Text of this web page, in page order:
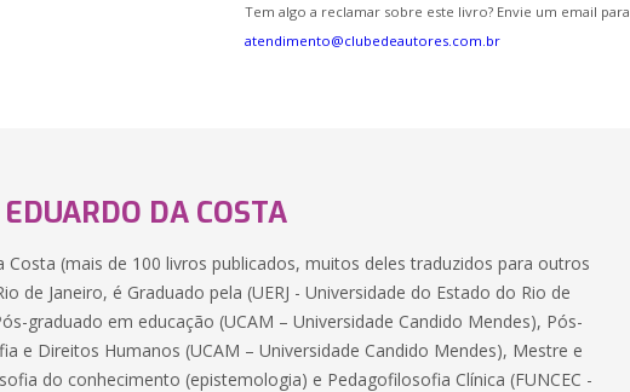
Tem algo a reclamar sobre este livro? Envie um email para
atendimento@clubedeautores.com.br
DA COSTA
Costa (mais de 100 livros publicados, muitos deles traduzidos para outros
de Janeiro, é Graduado pela (UERJ - Universidade do Estado do Rio de
graduado em educação (UCAM – Universidade Candido Mendes), Pós-
e Direitos Humanos (UCAM – Universidade Candido Mendes), Mestre e
do conhecimento (epistemologia) e Pedagofilosofia Clínica (FUNCEC -